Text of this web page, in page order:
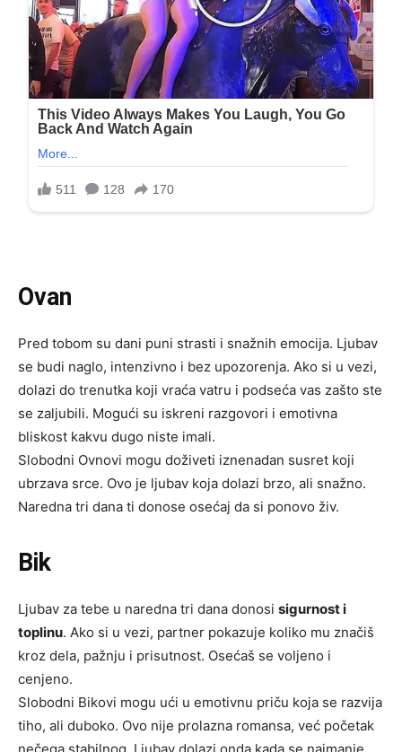
Ovan
Pred tobom su dani puni strasti i snažnih emocija. Ljubav
se budi naglo, intenzivno i bez upozorenja. Ako si u vezi,
dolazi do trenutka koji vraća vatru i podseća vas zašto ste
se zaljubili. Mogući su iskreni razgovori i emotivna
bliskost kakvu dugo niste imali.
Slobodni Ovnovi mogu doživeti iznenadan susret koji
ubrzava srce. Ovo je ljubav koja dolazi brzo, ali snažno.
Naredna tri dana ti donose osećaj da si ponovo živ.
Bik
Ljubav za tebe u naredna tri dana donosi sigurnost i
toplinu. Ako si u vezi, partner pokazuje koliko mu značiš
kroz dela, pažnju i prisutnost. Osećaš se voljeno i
cenjeno.
Slobodni Bikovi mogu ući u emotivnu priču koja se razvija
tiho, ali duboko. Ovo nije prolazna romansa, već početak